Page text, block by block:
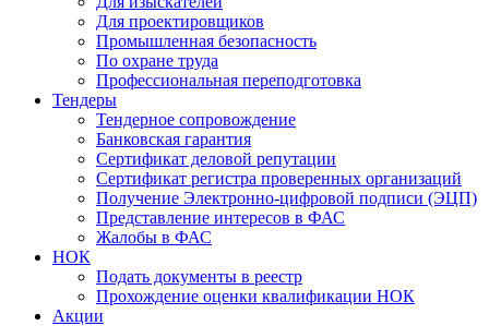
Для проектировщиков
Промышленная безопасность
По охране труда
Профессиональная переподготовка
Тендеры
Тендерное сопровождение
Банковская гарантия
Сертификат деловой репутации
Сертификат регистра проверенных организаций
Получение Электронно-цифровой подписи (ЭЦП)
Представление интересов в ФАС
Жалобы в ФАС
НОК
Подать документы в реестр
Прохождение оценки квалификации НОК
Акции